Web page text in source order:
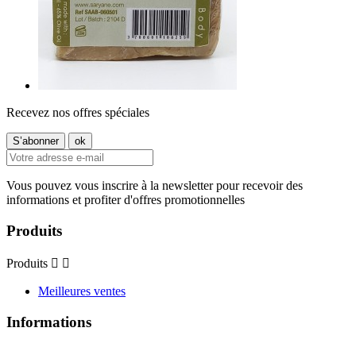
Recevez nos offres spéciales
Vous pouvez vous inscrire à la newsletter pour recevoir des
informations et profiter d'offres promotionnelles
Produits
Produits  
Meilleures ventes
Informations